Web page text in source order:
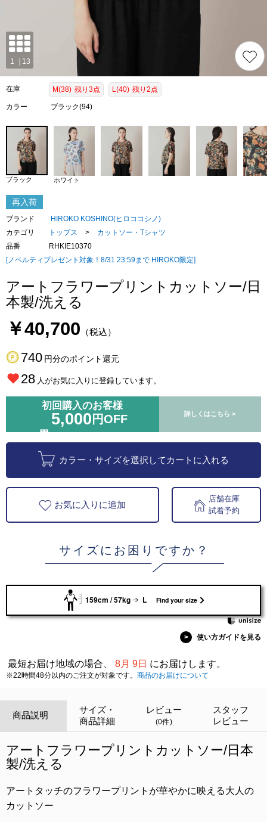
在庫 M(38) 残り3点 L(40) 残り2点
カラー ブラック(94)
ブラック ホワイト
再入荷
ブランド
HIROKO KOSHINO(ヒロココシノ)
カテゴリ
トップス >
カットソー・Tシャツ
品番
RHKIE10370
[ノベルティプレゼント対象！8/31 23:59まで HIROKO限定]
アートフラワープリントカットソー/日
本製/洗える
￥40,700 （税込）
740 円分のポイント還元
28 人がお気に入りに登録しています。
初回購入のお客様
5,000 円OFF 詳しくはこちら >
カラー・サイズを選択してカートに入れる
お気に入りに追加
店舗在庫
試着予約
サイズにお困りですか？
159cm / 57kg L Find your size
> 使い方ガイドを見る
最短お届け地域の場合、 8月 9日 にお届けします。
※22時間48分以内のご注文が対象です。 商品のお届けについて
商品説明
サイズ・
商品詳細
レビュー
(0件)
スタッフ
レビュー
アートフラワープリントカットソー/日本
製/洗える
アートタッチのフラワープリントが華やかに映える大人の
カットソー